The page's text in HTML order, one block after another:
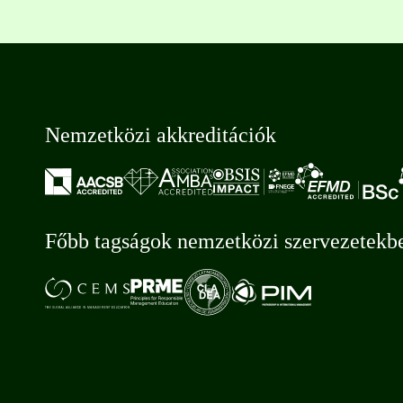
Nemzetközi akkreditációk
Főbb tagságok nemzetközi